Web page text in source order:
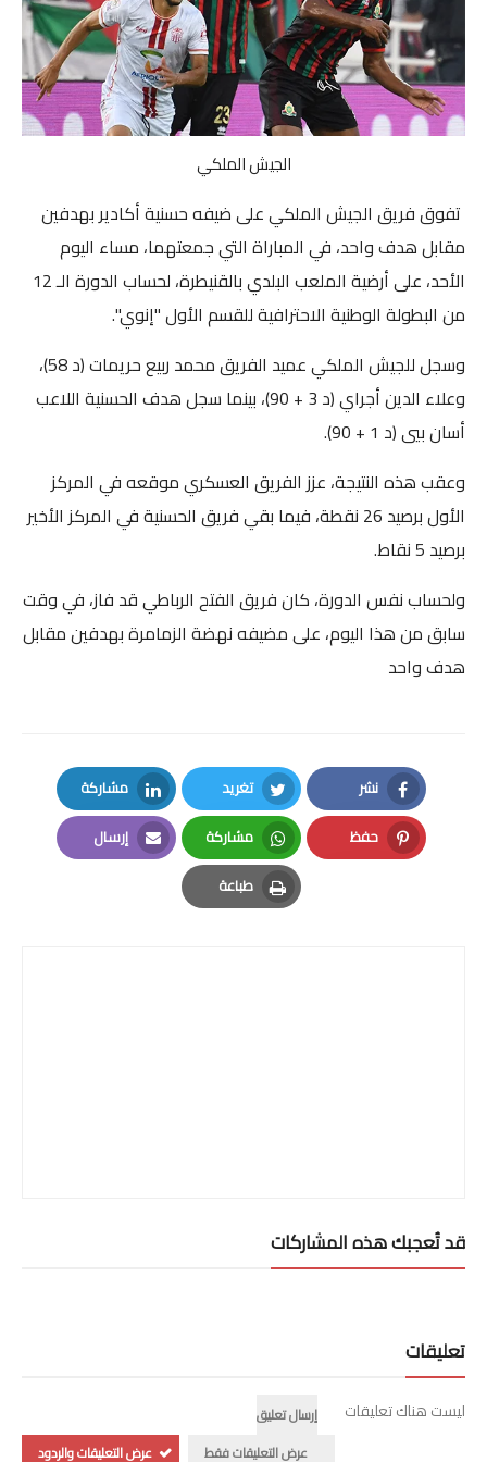
صوت وصورة
الجيش الملكي
تفوق فريق الجيش الملكيعلى ضيفه حسنية أكادير بهدفين
مقابل هدف واحد، في المباراة التي جمعتهما، مساء اليوم
الأحد، على أرضية الملعب البلدي بالقنيطرة، لحساب الدورة الـ 12
من البطولة الوطنية الاحترافيةللقسم الأول "إنوي".
وسجل للجيش الملكي عميد الفريق محمد ربيع حريمات (د 58)،
وعلاء الدين أجراي (د 3 + 90)، بينما سجل هدف الحسنية اللاعب
أسان بيي (د 1 + 90).
وعقب هذه النتيجة، عزز الفريق العسكري موقعه في المركز
الأول برصيد 26 نقطة، فيما بقي فريق الحسنية في المركز الأخير
برصيد 5 نقاط.
ولحساب نفس الدورة، كان فريق الفتح الرباطي قد فاز، في وقت
سابق من هذا اليوم، على مضيفه نهضة الزمامرة بهدفين مقابل
هدف واحد
نشر
Facebook
تغريد
Twitter
مشاركة
LinkedIn
حفظ
Pinterest
مشاركة
Whatsapp
إرسال
Email
طباعة
Print
قد تُعجبك هذه المشاركات
تعليقات
ليست هناك تعليقات
إرسال تعليق
عرض التعليقات فقط
عرض التعليقات والردود